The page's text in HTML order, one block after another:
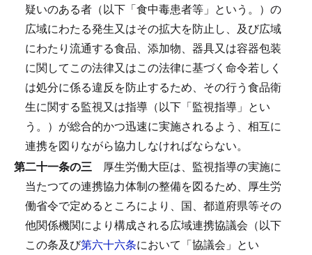
疑いのある者（以下「食中毒患者等」という。）の
広域にわたる発生又はその拡大を防止し、及び広域
にわたり流通する食品、添加物、器具又は容器包装
に関してこの法律又はこの法律に基づく命令若しく
は処分に係る違反を防止するため、その行う食品衛
生に関する監視又は指導（以下「監視指導」とい
う。）が総合的かつ迅速に実施されるよう、相互に
連携を図りながら協力しなければならない。
第二十一条の三 厚生労働大臣は、監視指導の実施に
当たつての連携協力体制の整備を図るため、厚生労
働省令で定めるところにより、国、都道府県等その
他関係機関により構成される広域連携協議会（以下
この条及び第六十六条において「協議会」とい